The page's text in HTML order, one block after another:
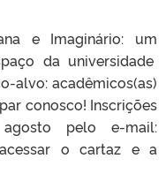
e Imaginário: um
da universidade
alvo: acadêmicos(as)
conosco! Inscrições
pelo e-mail:
acessar o cartaz e a